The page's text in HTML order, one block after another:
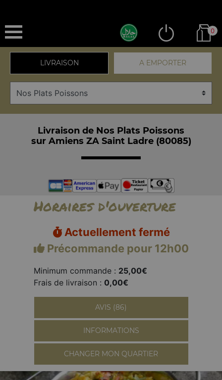
0
LIVRAISON A EMPORTER
Livraison de Nos Plats Poissons
sur Amiens ZA Saint Ladre (80085)
Horaires d'ouverture
Actuellement fermé
Précommande pour 12h00
Minimum commande : 25,00€
Frais de livraison : 0,00€
AVIS (86)
INFORMATIONS
CHANGER MON QUARTIER